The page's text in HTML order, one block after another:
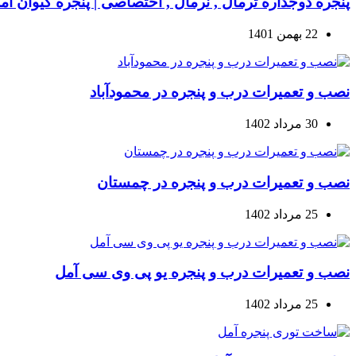
22 بهمن 1401
نصب و تعمیرات درب و پنجره در محمودآباد
30 مرداد 1402
نصب و تعمیرات درب و پنجره در چمستان
25 مرداد 1402
نصب و تعمیرات درب و پنجره یو پی وی سی آمل
25 مرداد 1402